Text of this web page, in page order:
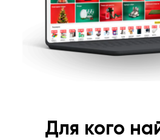
Для кого